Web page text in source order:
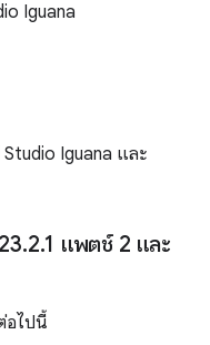
Iguana
Iguana และ
.2.1 แพตช์ 2 และ
อไปนี้